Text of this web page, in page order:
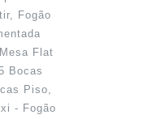
Fogão
Flat
Bocas
Piso,
- Fogão